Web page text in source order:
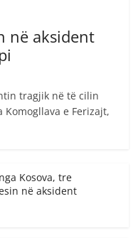
në aksident
tragjik në të cilin
e Ferizajt,
Kosova, tre
në aksident